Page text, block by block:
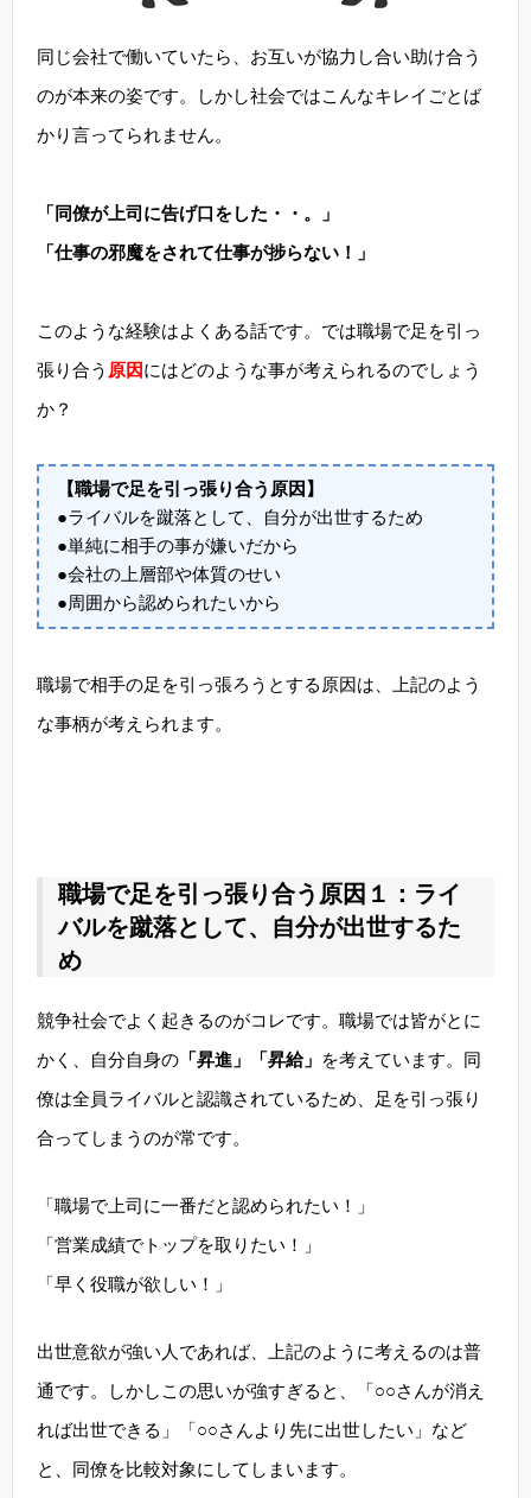
同じ会社で働いていたら、お互いが協力し合い助け合う
のが本来の姿です。しかし社会ではこんなキレイごとば
かり言ってられません。
「同僚が上司に告げ口をした・・。」
「仕事の邪魔をされて仕事が捗らない！」
このような経験はよくある話です。では職場で足を引っ
張り合う 原因にはどのような事が考えられるのでしょう
か？
【職場で足を引っ張り合う原因】
●ライバルを蹴落として、自分が出世するため
●単純に相手の事が嫌いだから
●会社の上層部や体質のせい
●周囲から認められたいから
職場で相手の足を引っ張ろうとする原因は、上記のよう
な事柄が考えられます。
職場で足を引っ張り合う原因１：ライ
バルを蹴落として、自分が出世するた
め
競争社会でよく起きるのがコレです。職場では皆がとに
かく、自分自身の 「昇進」「昇給」 を考えています。同
僚は全員ライバルと認識されているため、足を引っ張り
合ってしまうのが常です。
「職場で上司に一番だと認められたい！」
「営業成績でトップを取りたい！」
「早く役職が欲しい！」
出世意欲が強い人であれば、上記のように考えるのは普
通です。しかしこの思いが強すぎると、「○○さんが消え
れば出世できる」「○○さんより先に出世したい」など
と、同僚を比較対象にしてしまいます。